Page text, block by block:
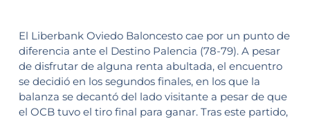
El Liberbank Oviedo Baloncesto cae por un punto de
diferencia ante el Destino Palencia (78-79). A pesar
de disfrutar de alguna renta abultada, el encuentro
se decidió en los segundos finales, en los que la
balanza se decantó del lado visitante a pesar de que
el OCB tuvo el tiro final para ganar. Tras este partido,